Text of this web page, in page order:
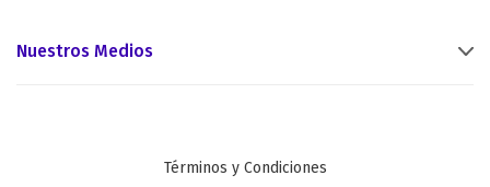
Nuestros Medios
Términos y Condiciones